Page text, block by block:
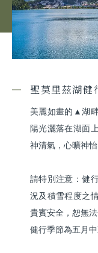
聖莫里茲湖
美麗如畫的▲湖
陽光灑落在湖面
神清氣，心曠神怡
請特別注意：健
況及積雪程度之
貴賓安全，恕無
健行季節為五月中